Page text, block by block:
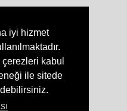
iyi hizmet
kabul
ile sitede